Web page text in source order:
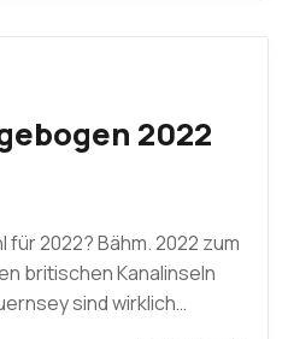
2022
2022? Bähm. 2022 zum
britischen Kanalinseln
sind wirklich…